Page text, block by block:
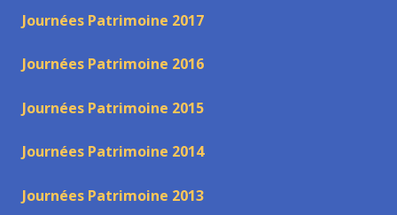
Journées Patrimoine 2017
Journées Patrimoine 2016
Journées Patrimoine 2015
Journées Patrimoine 2014
Journées Patrimoine 2013